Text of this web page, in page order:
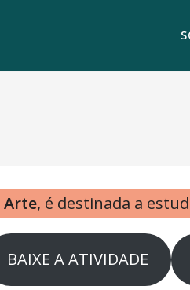
Arte, é destinada a
BAIXE A ATIVIDADE